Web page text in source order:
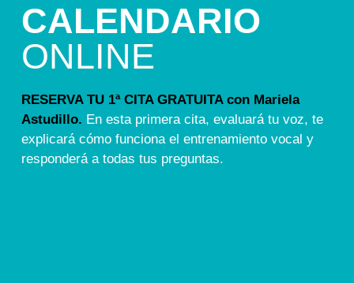
CALENDARIO
ONLINE
RESERVA TU 1ª CITA GRATUITA con Mariela
Astudillo. En esta primera cita, evaluará tu voz, te
explicará cómo funciona el entrenamiento vocal y
responderá a todas tus preguntas.